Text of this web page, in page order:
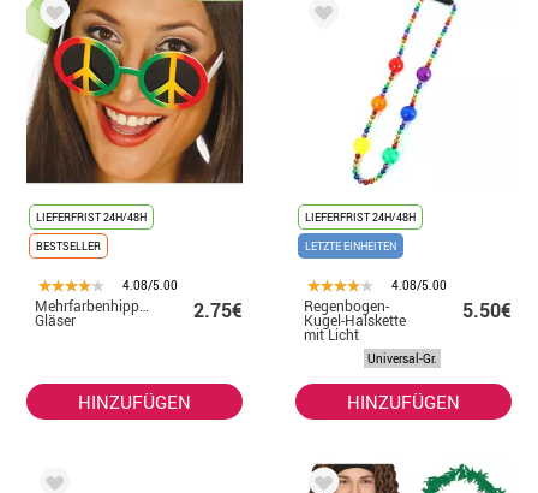
LIEFERFRIST 24H/48H
BESTSELLER
4.08/5.00
Mehrfarbenhippie-
Gläser 2.75€
HINZUFÜGEN
LIEFERFRIST 24H/48H
LETZTE EINHEITEN
4.08/5.00
Regenbogen-
Kugel-Halskette
mit Licht
5.50€
Universal-Gr.
HINZUFÜGEN